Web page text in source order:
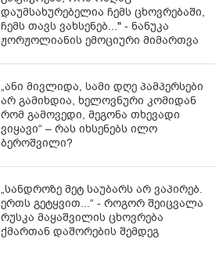
დაუმსახურებელია ჩემს ცხოვრებაში,
ჩემს თავს ვახსენებ..." - ნანუკა
ჟორჟოლიანის ემოციური მიმართვა
„ანი მივლიდა, სამი დღე პამპერსები
არ გამიხდია, ხელოვნური კომიდან
რომ გამოვედი, მეგონა თხევადი
ვიყავი“ – რას იხსენებს ილო
ბეროშვილი?
„სანდროზე მეტ საუბარს არ ვაპირებ.
ერთს გეტყვით...“ - როგორ შეიცვალა
რუსკა მაყაშვილის ცხოვრება
ქმართან დაშორების შემდეგ